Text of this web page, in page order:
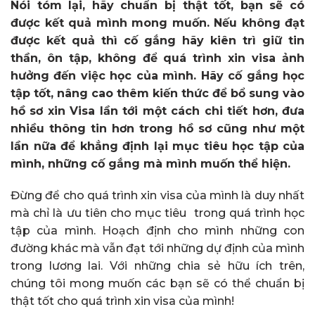
Nói tóm lại, hãy chuẩn bị thật tốt, bạn sẽ có
được kết quả mình mong muốn. Nếu không đạt
được kết quả thì cố gắng hãy kiên trì giữ tin
thần, ôn tập, không để quá trình xin visa ảnh
hưởng đến việc học của mình. Hãy cố gắng học
tập tốt, nâng cao thêm kiến thức để bổ sung vào
hồ sơ xin Visa lần tới một cách chi tiết hơn, đưa
nhiều thông tin hơn trong hồ sơ cũng như một
lần nữa để khẳng định lại mục tiêu học tập của
mình, những cố gắng mà mình muốn thể hiện.
Đừng để cho quá trình xin visa của mình là duy nhất
mà chỉ là ưu tiên cho mục tiêu trong quá trình học
tập của mình. Hoạch định cho mình những con
đường khác mà vẫn đạt tới những dự định của mình
trong lương lai. Với những chia sẻ hữu ích trên,
chúng tôi mong muốn các bạn sẽ có thể chuẩn bị
thật tốt cho quá trình xin visa của mình!